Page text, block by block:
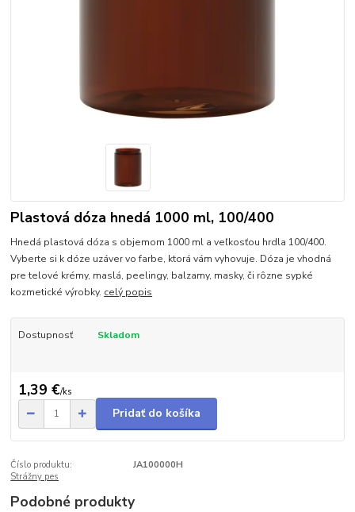
Plastová dóza hnedá 1000 ml, 100/400
Hnedá plastová dóza s objemom 1000 ml a veľkosťou hrdla 100/400.
Vyberte si k dóze uzáver vo farbe, ktorá vám vyhovuje. Dóza je vhodná
pre telové krémy, maslá, peelingy, balzamy, masky, či rôzne sypké
kozmetické výrobky. celý popis
Dostupnosť Skladom
1,39 €/ks
Pridať do košíka
Číslo produktu:
JA100000H
Strážny pes
Podobné produkty